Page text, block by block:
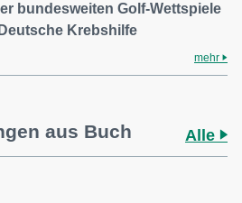
bundesweiten Golf-Wettspiele
Krebshilfe
mehr
aus Buch Alle